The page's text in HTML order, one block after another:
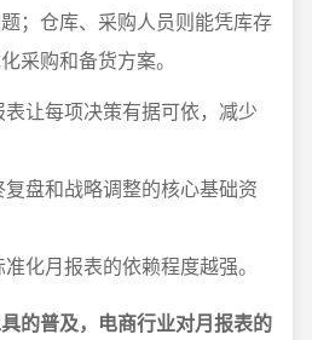
；仓库、采购人员则能凭库存
采购和备货方案。
让每项决策有据可依，减少
盘和战略调整的核心基础资
化月报表的依赖程度越强。
的普及，电商行业对月报表的